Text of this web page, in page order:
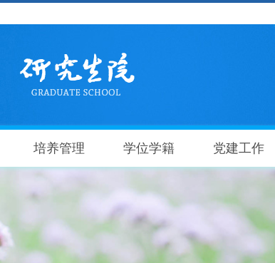
培养管理 学位学籍 党建工作